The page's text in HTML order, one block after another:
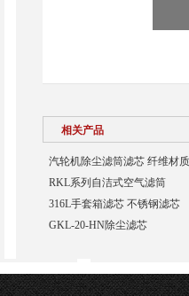
相关产品
汽轮机除尘滤筒滤芯 纤维材质
RKL系列自洁式空气滤筒
316L手套箱滤芯 不锈钢滤芯
GKL-20-HN除尘滤芯